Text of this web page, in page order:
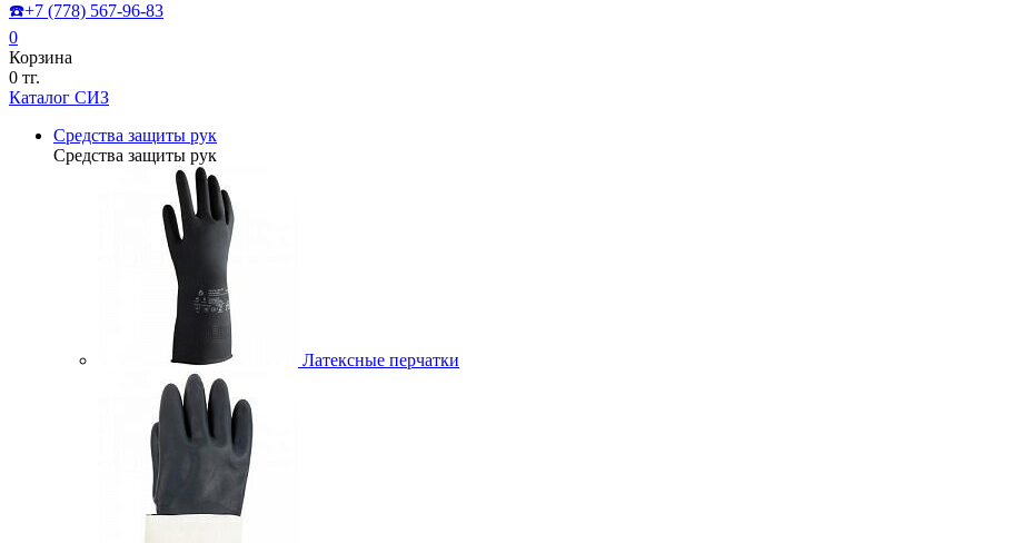
☎️+7 (778) 567-96-83
0
Корзина
0 тг.
Каталог СИЗ
Средства защиты рук
Средства защиты рук
Латексные перчатки